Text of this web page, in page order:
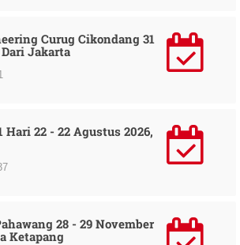
Curug Cikondang 31
Dari Jakarta
Hari 22 - 22 Agustus 2026,
28 - 29 November
Ketapang